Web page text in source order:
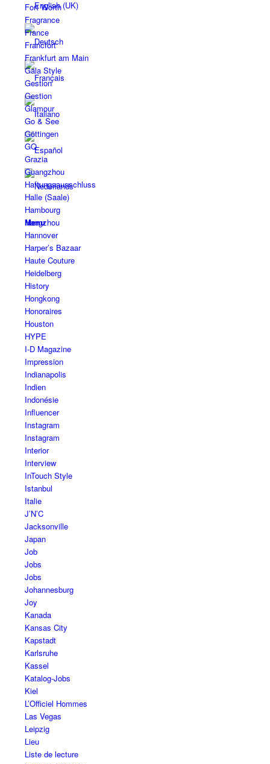
Menu
Fort Worth
Fragrance
France
Francfort
Frankfurt am Main
Gala Style
Gestion
Gestion
Glamour
Go & See
Göttingen
GQ
Grazia
Guangzhou
Haftungsausschluss
Halle (Saale)
Hambourg
Hangzhou
Hannover
Harper’s Bazaar
Haute Couture
Heidelberg
History
Hongkong
Honoraires
Houston
HYPE
I-D Magazine
Impression
Indianapolis
Indien
Indonésie
Influencer
Instagram
Instagram
Interior
Interview
InTouch Style
Istanbul
Italie
J’N’C
Jacksonville
Japan
Job
Jobs
Jobs
Johannesburg
Joy
Kanada
Kansas City
Kapstadt
Karlsruhe
Kassel
Katalog-Jobs
Kiel
L’Officiel Hommes
Las Vegas
Leipzig
Lieu
Liste de lecture